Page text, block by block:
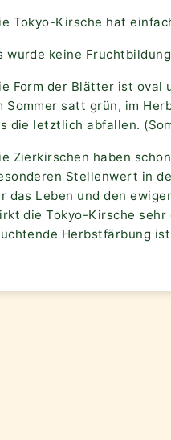
Tokyo-Kirsche hat
wurde keine
Form der Blätter ist oval
Sommer satt grün, im
die letztlich abfallen.
Zierkirschen haben
Stellenwert in
das Leben und den
die Tokyo-Kirsche sehr
Herbstfärbung